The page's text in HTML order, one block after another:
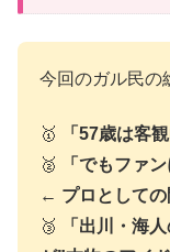
今回のガル民の
🥇
「57歳は客
🥈
「でもファ
← プロとしての
🥉
「出川・海